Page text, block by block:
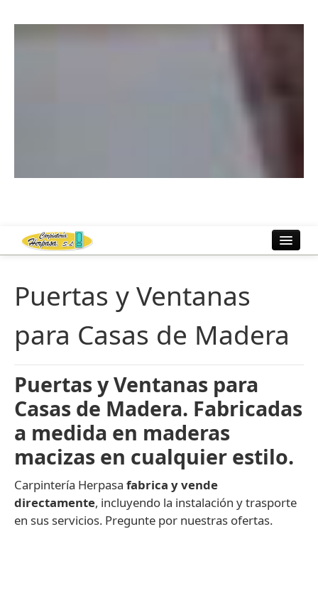
Trabajos
Información
Contacto
Puertas y Ventanas
para Casas de Madera
Puertas y Ventanas para
Casas de Madera. Fabricadas
a medida en maderas
macizas en cualquier estilo.
Carpintería Herpasa fabrica y vende
directamente, incluyendo la instalación y trasporte
en sus servicios. Pregunte por nuestras ofertas.